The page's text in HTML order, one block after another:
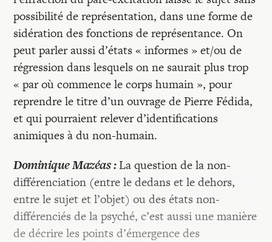
possibilité de représentation, dans une forme de
sidération des fonctions de représentance. On
peut parler aussi d’états « informes » et/ou de
régression dans lesquels on ne saurait plus trop
« par où commence le corps humain », pour
reprendre le titre d’un ouvrage de Pierre Fédida,
et qui pourraient relever d’identifications
animiques à du non-humain.
Dominique Mazéas :La question de la non-
différenciation (entre le dedans et le dehors,
entre le sujet et l’objet) ou des états non-
différenciés de la psyché, c’est aussi une manière
de décrire les points d’émergence des